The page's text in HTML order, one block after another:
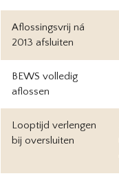
Aflossingsvrij ná
2013 afsluiten
BEWS volledig
aflossen
Looptijd verlengen
bij oversluiten